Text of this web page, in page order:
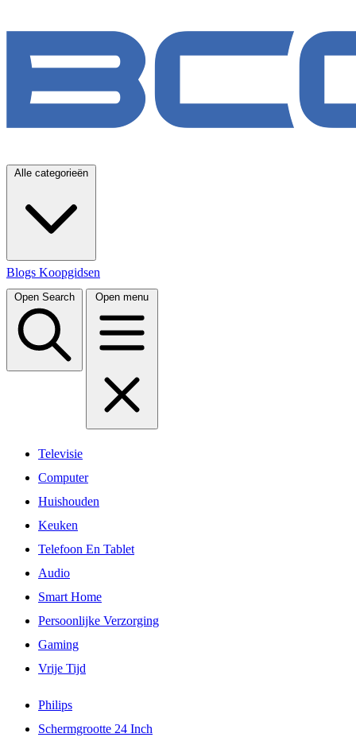
Alle categorieën
Blogs Koopgidsen
Open Search Open menu
Televisie
Computer
Huishouden
Keuken
Telefoon En Tablet
Audio
Smart Home
Persoonlijke Verzorging
Gaming
Vrije Tijd
Philips
Schermgrootte 24 Inch